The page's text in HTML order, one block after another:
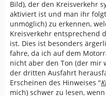
Bild), der den Kreisverkehr
aktiviert ist und man ihr
unmöglich) zu erkennen,
Kreisverkehr entsprechend
ist. Dies ist besonders
fahre, da ich auf dem
nicht aber den Ton (der mir
der dritten Ausfahrt
Erscheinen des Hinweises "
mich) schwer zu lesen,